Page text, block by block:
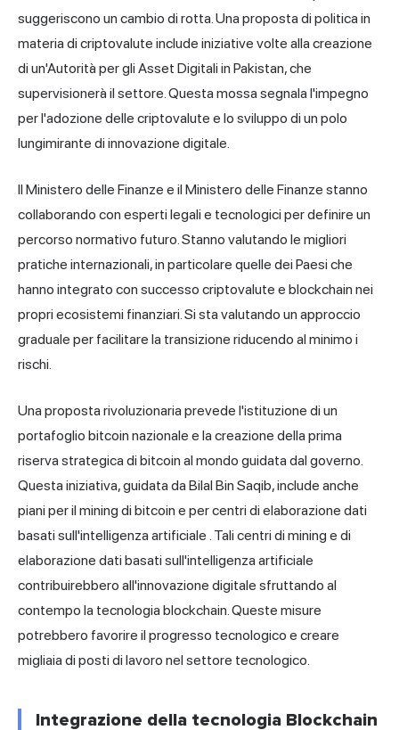
suggeriscono un cambio di rotta. Una proposta di politica in
materia di criptovalute include iniziative volte alla creazione
di un'Autorità per gli Asset Digitali in Pakistan, che
supervisionerà il settore. Questa mossa segnala l'impegno
per l'adozione delle criptovalute e lo sviluppo di un polo
lungimirante di innovazione digitale.
Il Ministero delle Finanze e il Ministero delle Finanze stanno
collaborando con esperti legali e tecnologici per definire un
percorso normativo futuro. Stanno valutando le migliori
pratiche internazionali, in particolare quelle dei Paesi che
hanno integrato con successo criptovalute e blockchain nei
propri ecosistemi finanziari. Si sta valutando un approccio
graduale per facilitare la transizione riducendo al minimo i
rischi.
Una proposta rivoluzionaria prevede l'istituzione di un
portafoglio bitcoin nazionale e la creazione della prima
riserva strategica di bitcoin al mondo guidata dal governo.
Questa iniziativa, guidata da Bilal Bin Saqib, include anche
piani per il mining di bitcoin e per centri di elaborazione dati
basati sull'intelligenza artificiale . Tali centri di mining e di
elaborazione dati basati sull'intelligenza artificiale
contribuirebbero all'innovazione digitale sfruttando al
contempo la tecnologia blockchain. Queste misure
potrebbero favorire il progresso tecnologico e creare
migliaia di posti di lavoro nel settore tecnologico.
Integrazione della tecnologia Blockchain